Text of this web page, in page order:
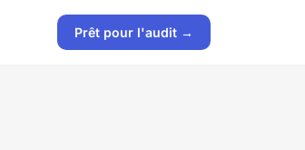
Prêt pour l'audit →